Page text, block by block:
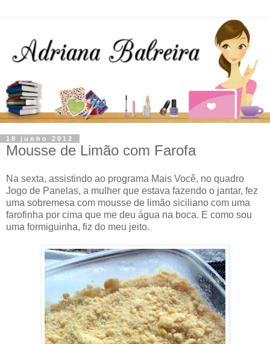
18 junho 2012
Mousse de Limão com Farofa
Na sexta, assistindo ao programa Mais Você, no quadro
Jogo de Panelas, a mulher que estava fazendo o jantar, fez
uma sobremesa com mousse de limão siciliano com uma
farofinha por cima que me deu água na boca. E como sou
uma formiguinha, fiz do meu jeito.